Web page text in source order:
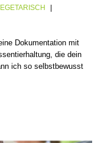
Dokumentation mit
die dein
ich so selbstbewusst